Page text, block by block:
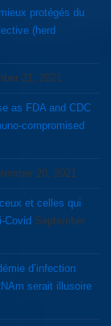
protégés du
(herd
21, 2021
compromised
20, 2021
et celles qui
Covid September
d’infection
serait illusoire